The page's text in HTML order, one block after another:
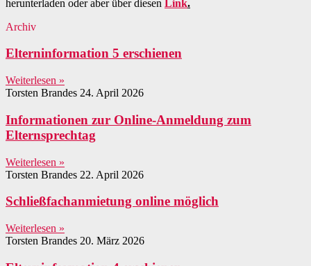
herunterladen oder aber über diesen Link.
Archiv
Elterninformation 5 erschienen
Weiterlesen »
Torsten Brandes 24. April 2026
Informationen zur Online-Anmeldung zum
Elternsprechtag
Weiterlesen »
Torsten Brandes 22. April 2026
Schließfachanmietung online möglich
Weiterlesen »
Torsten Brandes 20. März 2026